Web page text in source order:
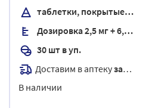
таблетки, покрытые пленочной оболочкой
Дозировка 2,5 мг + 6,25 мг
30 шт в уп.
Доставим в аптекузавтра
В наличии